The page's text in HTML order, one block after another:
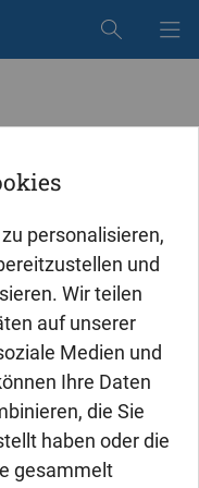
personalisieren,
und
Wir teilen
auf unserer
Medien und
Ihre Daten
die Sie
haben oder die
gesammelt
wir sind
utzverlag Werke
unter
gründeten,
ihrer eigenen
als Dienstleister
individuelle